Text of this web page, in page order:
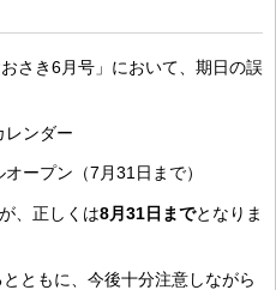
さき6月号」において、期日の誤
レンダー
ープン（7月31日まで）
、正しくは8月31日までとなりま
ともに、今後十分注意しながら